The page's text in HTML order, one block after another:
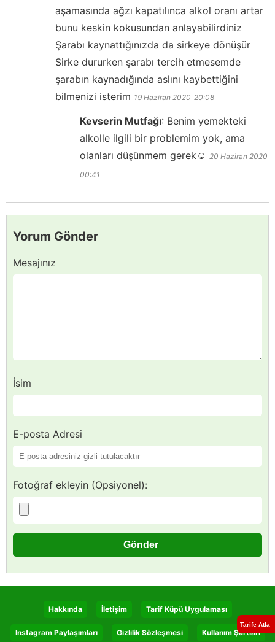
aşamasında ağzı kapatılınca alkol oranı artar
bunu keskin kokusundan anlayabilirdiniz
Şarabı kaynattığınızda da sirkeye dönüşür
Sirke dururken şarabı tercih etmesemde
şarabın kaynadığında aslını kaybettiğini
bilmenizi isterim 19 Haziran 2020 20:08
Kevserin Mutfağı: Benim yemekteki
alkolle ilgili bir problemim yok, ama
olanları düşünmem gerek☺️ 20 Haziran 2020
00:41
Yorum Gönder
Mesajınız
İsim
E-posta Adresi
Fotoğraf ekleyin (Opsiyonel):
Tarife Atla
Hakkında İletişim Tarif Küpü Uygulaması
Instagram Paylaşımları Gizlilik Sözleşmesi Kullanım Şartları